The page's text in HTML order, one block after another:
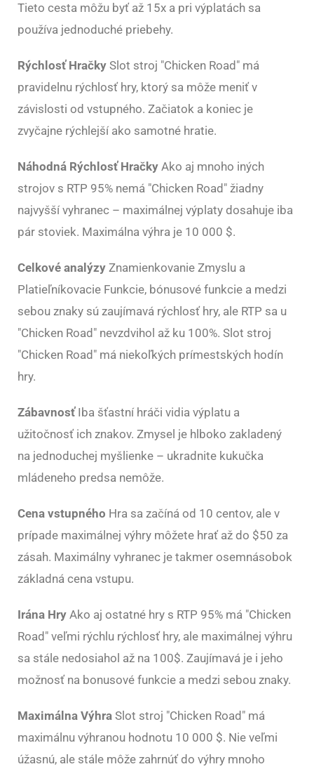
Tieto cesta môžu byť až 15x a pri výplatách sa
používa jednoduché priebehy.
Rýchlosť Hračky Slot stroj "Chicken Road" má
pravidelnu rýchlosť hry, ktorý sa môže meniť v
závislosti od vstupného. Začiatok a koniec je
zvyčajne rýchlejší ako samotné hratie.
Náhodná Rýchlosť Hračky Ako aj mnoho iných
strojov s RTP 95% nemá "Chicken Road" žiadny
najvyšší vyhranec – maximálnej výplaty dosahuje iba
pár stoviek. Maximálna výhra je 10 000 $.
Celkové analýzy Znamienkovanie Zmyslu a
Platieľníkovacie Funkcie, bónusové funkcie a medzi
sebou znaky sú zaujímavá rýchlosť hry, ale RTP sa u
"Chicken Road" nevzdvihol až ku 100%. Slot stroj
"Chicken Road" má niekoľkých prímestských hodín
hry.
Zábavnosť Iba šťastní hráči vidia výplatu a
užitočnosť ich znakov. Zmysel je hlboko zakladený
na jednoduchej myšlienke – ukradnite kukučka
mládeneho predsa nemôže.
Cena vstupného Hra sa začíná od 10 centov, ale v
prípade maximálnej výhry môžete hrať až do $50 za
zásah. Maximálny vyhranec je takmer osemnásobok
základná cena vstupu.
Irána Hry Ako aj ostatné hry s RTP 95% má "Chicken
Road" veľmi rýchlu rýchlosť hry, ale maximálnej výhru
sa stále nedosiahol až na 100$. Zaujímavá je i jeho
možnosť na bonusové funkcie a medzi sebou znaky.
Maximálna Výhra Slot stroj "Chicken Road" má
maximálnu výhranou hodnotu 10 000 $. Nie veľmi
úžasnú, ale stále môže zahrnúť do výhry mnoho